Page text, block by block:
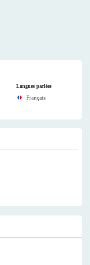
Langues parlées
Français